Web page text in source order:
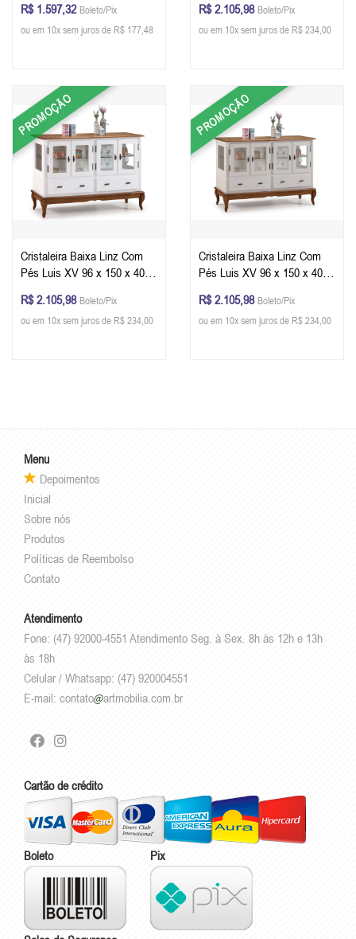
Personalizável
R$ 1.597,32 Boleto/Pix
ou em 10x sem juros de R$ 177,48
Glazer
R$ 2.105,98 Boleto/Pix
ou em 10x sem juros de R$ 234,00
PROMOÇÃO
Cristaleira Baixa Linz Com
Pés Luis XV 96 x 150 x 40
Glazer - Branco
R$ 2.105,98 Boleto/Pix
ou em 10x sem juros de R$ 234,00
PROMOÇÃO
Cristaleira Baixa Linz Com
Pés Luis XV 96 x 150 x 40
Glazer - Off White
R$ 2.105,98 Boleto/Pix
ou em 10x sem juros de R$ 234,00
Menu
Depoimentos
Inicial
Sobre nós
Produtos
Políticas de Reembolso
Contato
Atendimento
Fone: (47) 92000-4551 Atendimento Seg. à Sex. 8h às 12h e 13h
às 18h
Celular / Whatsapp: (47) 920004551
E-mail: contato artmobilia.com.br
Cartão de crédito
Boleto Pix